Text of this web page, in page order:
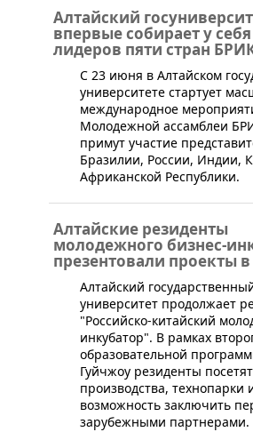
Алтайский
впервые собирает у
лидеров пяти стран
​С 23 июня в Алтайском
университете стартует
международное
Молодежной ассамблеи
примут участие
Бразилии, России, Индии,
Африканской Республики.
Алтайские резиденты
молодежного бизнес-
презентовали проекты
​Алтайский
университет продолжает
"Российско-китайский
инкубатор". В рамках
образовательной
Гуйчжоу резиденты
производства, технопарки
возможность заключить
зарубежными партнерами.